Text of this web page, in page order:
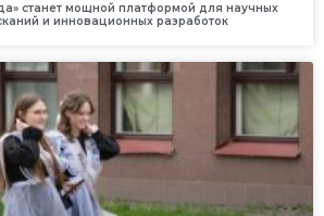
станет мощной платформой для научных
и инновационных разработок